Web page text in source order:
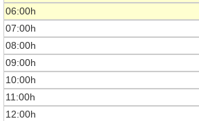
06:00h
07:00h
08:00h
09:00h
10:00h
11:00h
12:00h